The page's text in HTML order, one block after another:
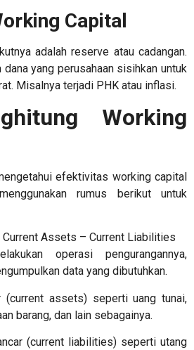
Capital
adalah reserve atau cadangan.
yang perusahaan sisihkan untuk
Misalnya terjadi PHK atau inflasi.
Working
efektivitas working capital
rumus berikut untuk
Current Assets – Current Liabilities
operasi pengurangannya,
data yang dibutuhkan.
(current assets) seperti uang tunai,
barang, dan lain sebagainya.
(current liabilities) seperti utang